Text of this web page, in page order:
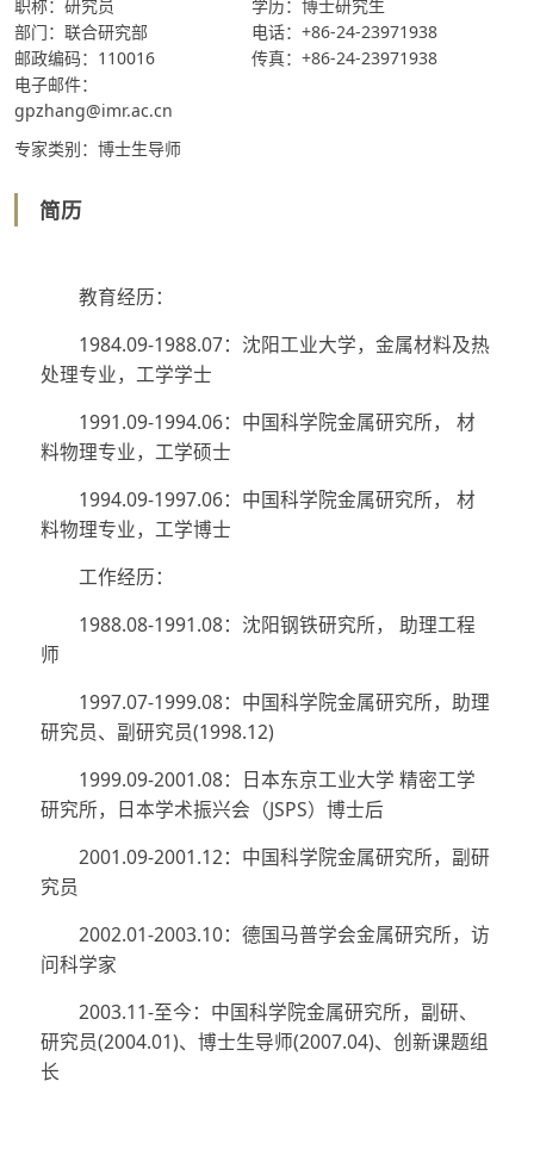
职称：研究员
学历：博士研究生
部门：联合研究部
电话：+86-24-23971938
邮政编码：110016
传真：+86-24-23971938
电子邮件：
gpzhang@imr.ac.cn
专家类别：博士生导师
简历
教育经历：
1984.09-1988.07：沈阳工业大学，金属材料及热
处理专业，工学学士
1991.09-1994.06：中国科学院金属研究所， 材
料物理专业，工学硕士
1994.09-1997.06：中国科学院金属研究所， 材
料物理专业，工学博士
工作经历：
1988.08-1991.08：沈阳钢铁研究所， 助理工程
师
1997.07-1999.08：中国科学院金属研究所，助理
研究员、副研究员(1998.12)
1999.09-2001.08：日本东京工业大学 精密工学
研究所，日本学术振兴会（JSPS）博士后
2001.09-2001.12：中国科学院金属研究所，副研
究员
2002.01-2003.10：德国马普学会金属研究所，访
问科学家
2003.11-至今：中国科学院金属研究所，副研、
研究员(2004.01)、博士生导师(2007.04)、创新课题组
长